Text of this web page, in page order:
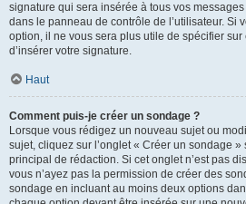
signature qui sera insérée à tous vos
dans le panneau de contrôle de l’utilisateur. Si
option, il ne vous sera plus utile de spécifier
d’insérer votre signature.
Haut
Comment puis-je créer un sondage ?
Lorsque vous rédigez un nouveau sujet ou
sujet, cliquez sur l’onglet « Créer un sondage
principal de rédaction. Si cet onglet n’est pas
vous n’ayez pas la permission de créer des
sondage en incluant au moins deux options